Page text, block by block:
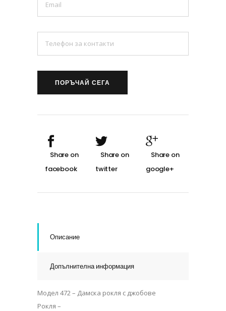
Описание
Допълнителна информация
Модел 472 – Дамска рокля с джобове
Рокля –